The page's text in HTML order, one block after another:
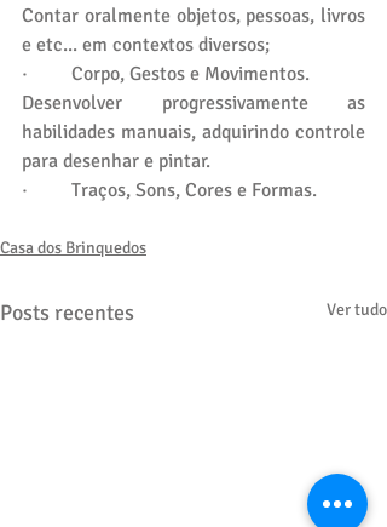
Contar oralmente objetos, pessoas, livros
e etc... em contextos diversos;
·         Corpo, Gestos e Movimentos.
Desenvolver progressivamente as
habilidades manuais, adquirindo controle
para desenhar e pintar.
·         Traços, Sons, Cores e Formas.
Casa dos Brinquedos
Posts recentes Ver tudo